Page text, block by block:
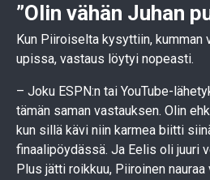
”Olin vähän Juhan
Kun Piiroiselta kysyttiin, kumman
upissa, vastaus löytyi nopeasti.
– Joku ESPN:n tai YouTube-
tämän saman vastauksen. Olin
kun sillä kävi niin karmea biitti
finaalipöydässä. Ja Eelis oli juuri
Plus jätti roikkuu, Piiroinen